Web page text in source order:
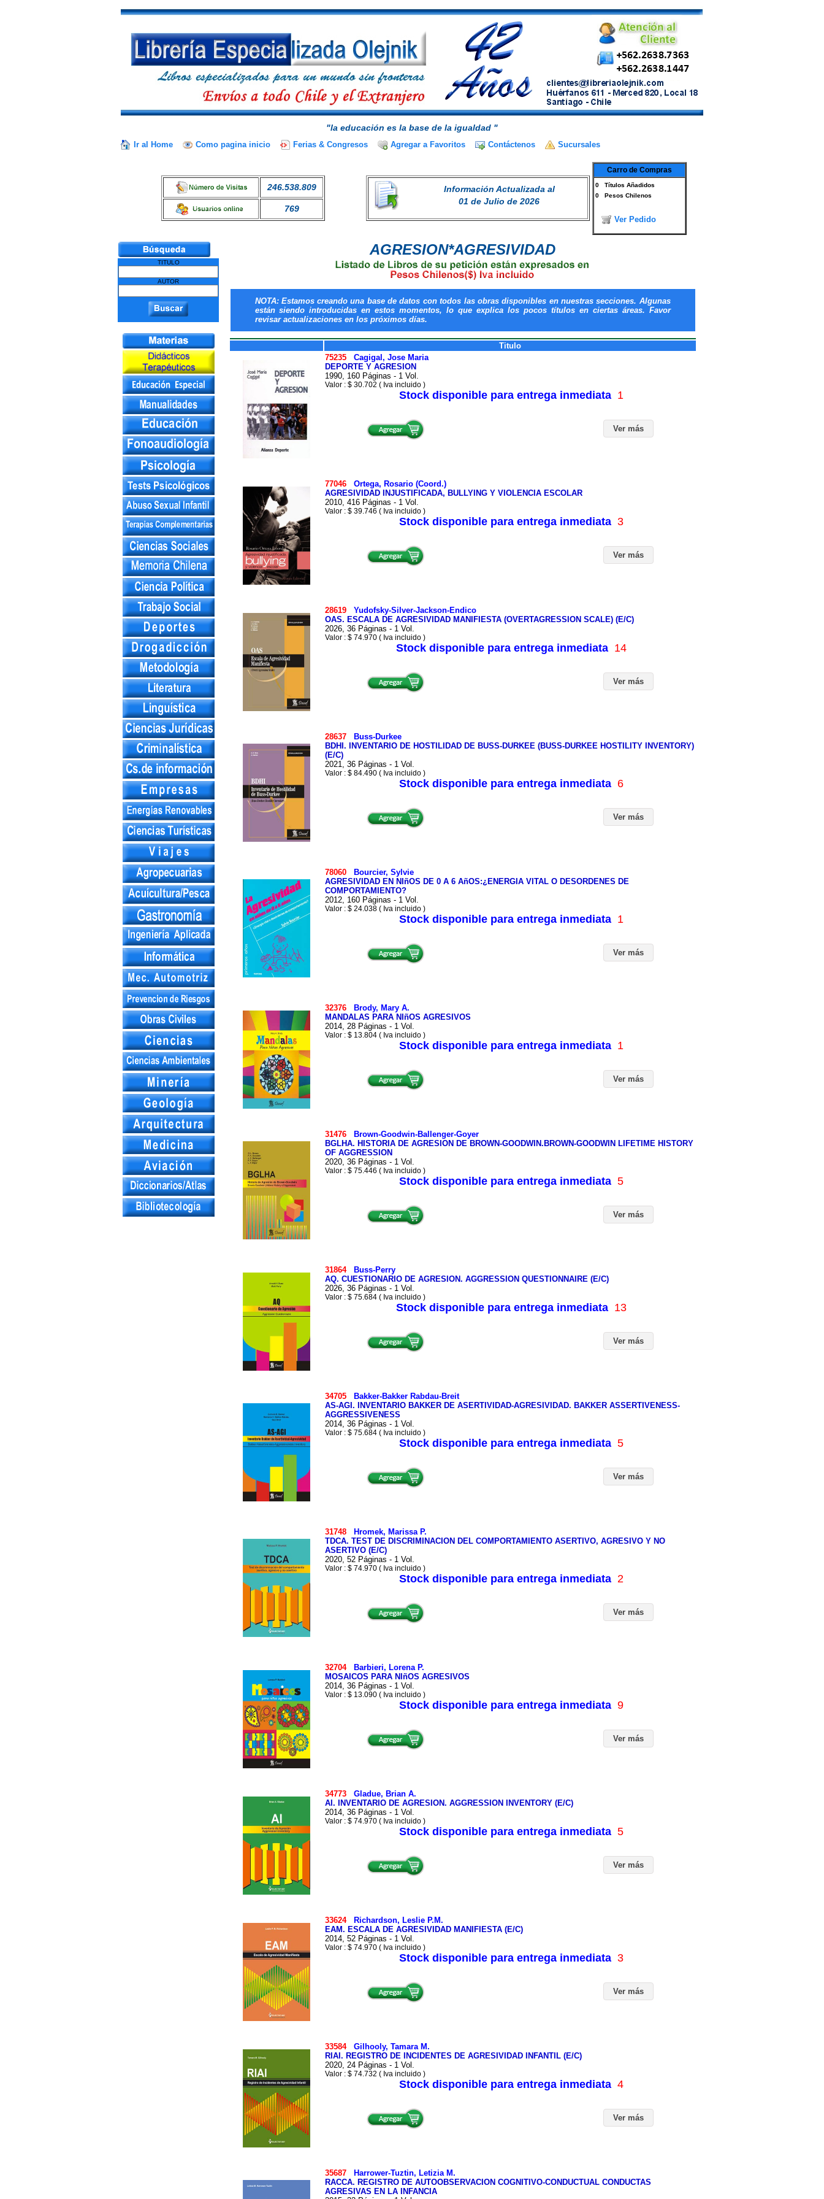
"la educación es la base de la igualdad "
Ir al Home Como pagina inicio Ferias & Congresos Agregar a Favoritos Contáctenos Sucursales
246.538.809
769
Información Actualizada al
01 de Julio de 2026
Carro de Compras
0 Títulos Añadidos
0 Pesos Chilenos
Ver Pedido
TITULO
AUTOR
AGRESION*AGRESIVIDAD
NOTA: Estamos creando una base de datos con todos las obras disponibles en nuestras secciones. Algunas
están siendo introducidas en estos momentos, lo que explica los pocos títulos en ciertas áreas. Favor
revisar actualizaciones en los próximos días.
Titulo
75235 Cagigal, Jose Maria
DEPORTE Y AGRESION
1990, 160 Páginas - 1 Vol.
Valor : $ 30.702 ( Iva incluido )
Stock disponible para entrega inmediata 1
Ver más
77046 Ortega, Rosario (Coord.)
AGRESIVIDAD INJUSTIFICADA, BULLYING Y VIOLENCIA ESCOLAR
2010, 416 Páginas - 1 Vol.
Valor : $ 39.746 ( Iva incluido )
Stock disponible para entrega inmediata 3
Ver más
28619 Yudofsky-Silver-Jackson-Endico
OAS. ESCALA DE AGRESIVIDAD MANIFIESTA (OVERTAGRESSION SCALE) (E/C)
2026, 36 Páginas - 1 Vol.
Valor : $ 74.970 ( Iva incluido )
Stock disponible para entrega inmediata 14
Ver más
28637
Buss-Durkee
BDHI. INVENTARIO DE HOSTILIDAD DE BUSS-DURKEE (BUSS-DURKEE HOSTILITY INVENTORY)
(E/C)
2021, 36 Páginas - 1 Vol.
Valor : $ 84.490 ( Iva incluido )
Stock disponible para entrega inmediata 6
Ver más
78060
Bourcier, Sylvie
AGRESIVIDAD EN NIñOS DE 0 A 6 AñOS:¿ENERGIA VITAL O DESORDENES DE
COMPORTAMIENTO?
2012, 160 Páginas - 1 Vol.
Valor : $ 24.038 ( Iva incluido )
Stock disponible para entrega inmediata 1
Ver más
32376
Brody, Mary A.
MANDALAS PARA NIñOS AGRESIVOS
2014, 28 Páginas - 1 Vol.
Valor : $ 13.804 ( Iva incluido )
Stock disponible para entrega inmediata 1
Ver más
31476
Brown-Goodwin-Ballenger-Goyer
BGLHA. HISTORIA DE AGRESION DE BROWN-GOODWIN.BROWN-GOODWIN LIFETIME HISTORY
OF AGGRESSION
2020, 36 Páginas - 1 Vol.
Valor : $ 75.446 ( Iva incluido )
Stock disponible para entrega inmediata 5
Ver más
31864
Buss-Perry
AQ. CUESTIONARIO DE AGRESION. AGGRESSION QUESTIONNAIRE (E/C)
2026, 36 Páginas - 1 Vol.
Valor : $ 75.684 ( Iva incluido )
Stock disponible para entrega inmediata 13
Ver más
34705
Bakker-Bakker Rabdau-Breit
AS-AGI. INVENTARIO BAKKER DE ASERTIVIDAD-AGRESIVIDAD. BAKKER ASSERTIVENESS-
AGGRESSIVENESS
2014, 36 Páginas - 1 Vol.
Valor : $ 75.684 ( Iva incluido )
Stock disponible para entrega inmediata 5
Ver más
31748
Hromek, Marissa P.
TDCA. TEST DE DISCRIMINACION DEL COMPORTAMIENTO ASERTIVO, AGRESIVO Y NO
ASERTIVO (E/C)
2020, 52 Páginas - 1 Vol.
Valor : $ 74.970 ( Iva incluido )
Stock disponible para entrega inmediata 2
Ver más
32704
Barbieri, Lorena P.
MOSAICOS PARA NIñOS AGRESIVOS
2014, 36 Páginas - 1 Vol.
Valor : $ 13.090 ( Iva incluido )
Stock disponible para entrega inmediata 9
Ver más
34773 Gladue, Brian A.
AI. INVENTARIO DE AGRESION. AGGRESSION INVENTORY (E/C)
2014, 36 Páginas - 1 Vol.
Valor : $ 74.970 ( Iva incluido )
Stock disponible para entrega inmediata 5
Ver más
33624
Richardson, Leslie P.M.
EAM. ESCALA DE AGRESIVIDAD MANIFIESTA (E/C)
2014, 52 Páginas - 1 Vol.
Valor : $ 74.970 ( Iva incluido )
Stock disponible para entrega inmediata 3
Ver más
33584 Gilhooly, Tamara M.
RIAI. REGISTRO DE INCIDENTES DE AGRESIVIDAD INFANTIL (E/C)
2020, 24 Páginas - 1 Vol.
Valor : $ 74.732 ( Iva incluido )
Stock disponible para entrega inmediata 4
Ver más
35687
Harrower-Tuztin, Letizia M.
RACCA. REGISTRO DE AUTOOBSERVACION COGNITIVO-CONDUCTUAL CONDUCTAS
AGRESIVAS EN LA INFANCIA